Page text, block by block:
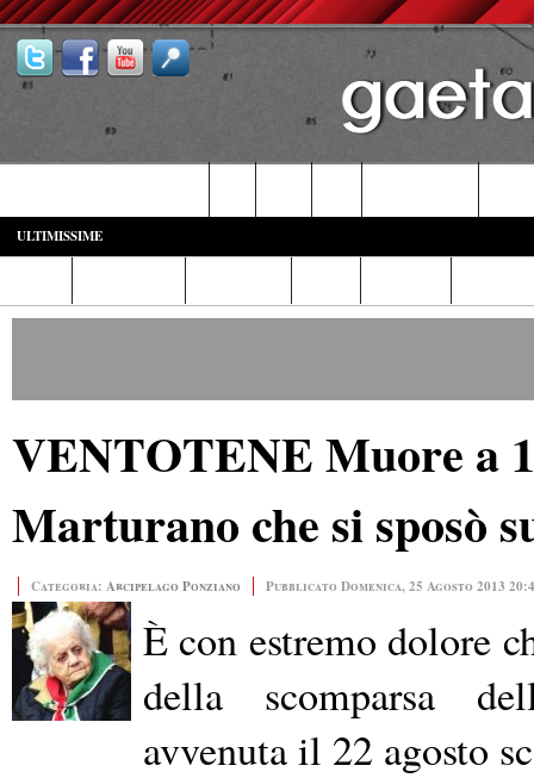
ULTIMISSIME
VENTOTENE Muore a
Marturano che si sposò
Categoria: Arcipelago Ponziano Pubblicato Domenica, 25 Agosto 2013
È con estremo dolore
della scomparsa
avvenuta il 22 agosto